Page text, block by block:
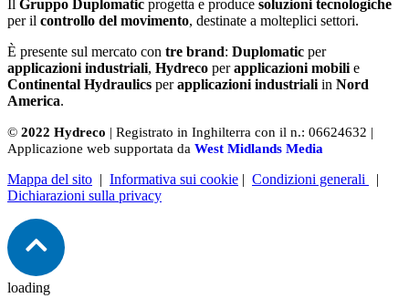
Il Gruppo Duplomatic progetta e produce soluzioni tecnologiche
per il controllo del movimento, destinate a molteplici settori.
È presente sul mercato con tre brand: Duplomatic per
applicazioni industriali, Hydreco perapplicazioni mobili e
Continental Hydraulics perapplicazioni industriali in Nord
America.
© 2022 Hydreco | Registrato in Inghilterra con il n.: 06624632 |
Applicazione web supportata da West Midlands Media
Mappa del sito | Informativa sui cookie | Condizioni generali
|
Dichiarazioni sulla privacy
loading